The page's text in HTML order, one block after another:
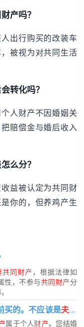
产吗？
出行购买的改装车
被视为对共同生活
转化吗？
人财产不因婚姻关
赔偿金与婚后收入
么分？
益被认定为共同财
你的，但养鸡产生
共同财产 ，根据法律如
性，不参与共同财产分
买的。不应该是夫妻共同财产吗
属于个人财产。您结婚